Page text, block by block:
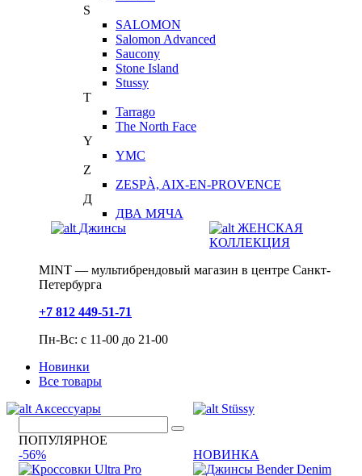
S
SALOMON
Salomon Advanced
Saucony
Stone Island
Stussy
T
Tarrago
The North Face
Y
YMC
Z
ZESPÀ, AIX-EN-PROVENCE
Д
ДВА МЯЧА
Джинсы
ЖЕНСКАЯ
КОЛЛЕКЦИЯ
MINT — мультибрендовый магазин в центре Санкт-
Петербурга
+7 812 449-51-71
Пн-Вс: с 11-00 до 21-00
Новинки
Все товары
Аксессуары
Stüssy
ПОПУЛЯРНОЕ
-56%
НОВИНКА